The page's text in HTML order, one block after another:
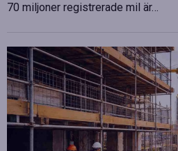
70 miljoner registrerade mil är…